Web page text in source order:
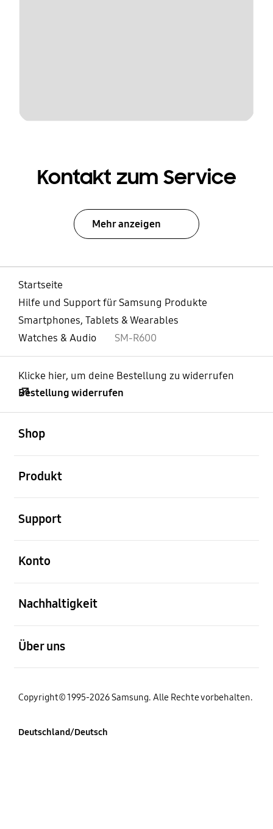
Kontakt zum Service
Mehr anzeigen
Startseite
Hilfe und Support für Samsung Produkte
Smartphones, Tablets & Wearables
Watches & Audio
SM-R600
Klicke hier, um deine Bestellung zu widerrufen
Bestellung widerrufen
Shop
Produkt
Support
Konto
Nachhaltigkeit
Über uns
Copyright© 1995-2026 Samsung. Alle Rechte vorbehalten.
Deutschland/Deutsch